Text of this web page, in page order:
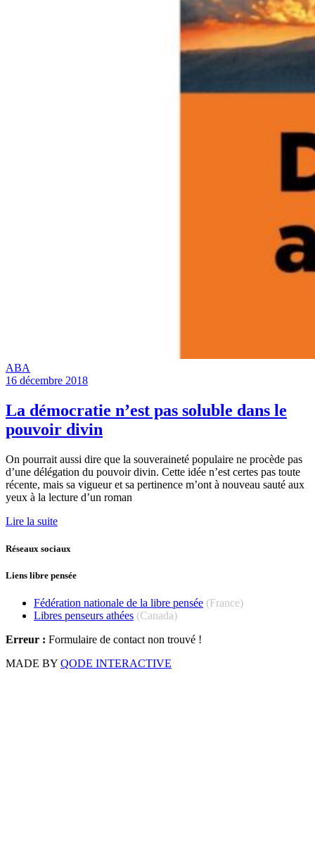
ABA
16 décembre 2018
La démocratie n’est pas soluble dans le
pouvoir divin
On pourrait aussi dire que la souveraineté populaire ne procède pas
d’une délégation du pouvoir divin. Cette idée n’est certes pas toute
récente, mais sa vigueur et sa pertinence m’ont à nouveau sauté aux
yeux à la lecture d’un roman
Lire la suite
Réseaux sociaux
Liens libre pensée
Fédération nationale de la libre pensée (France)
Libres penseurs athées (Canada)
Erreur : Formulaire de contact non trouvé !
MADE BY QODE INTERACTIVE